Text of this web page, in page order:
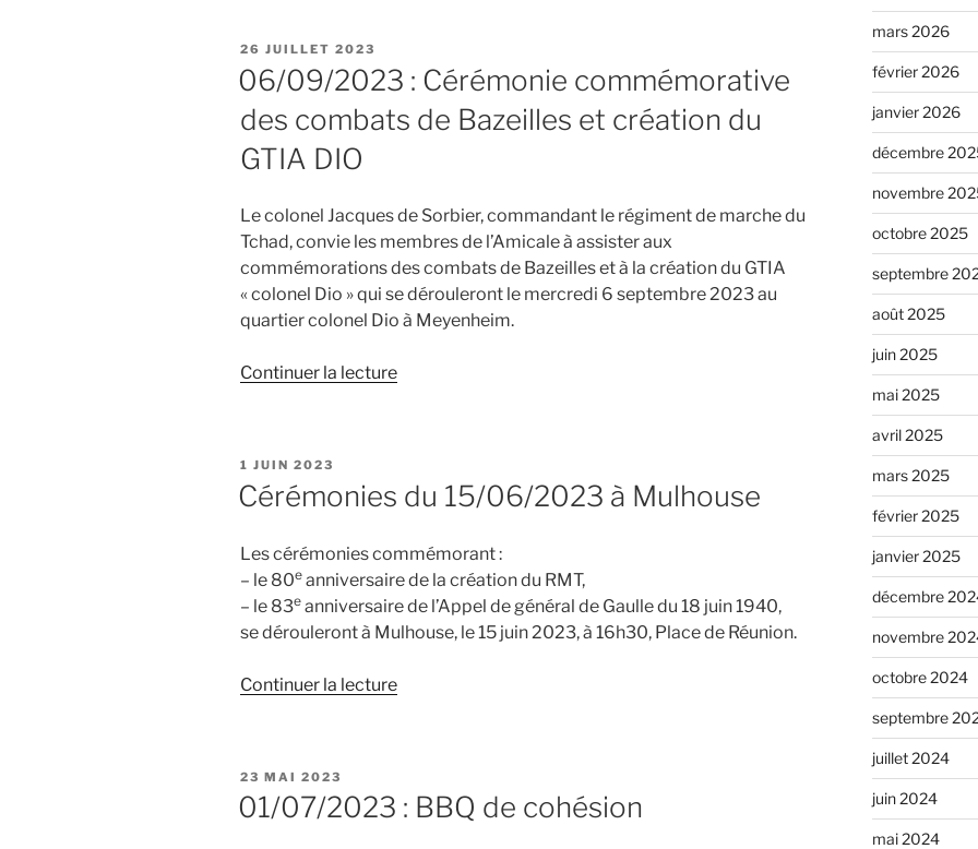
arrivés
! »
PUBLIÉ
LE
26 JUILLET 2023
06/09/2023 : Cérémonie commémorative
des combats de Bazeilles et création du
GTIA DIO
Le colonel Jacques de Sorbier, commandant le régiment de marche du
Tchad, convie les membres de l’Amicale à assister aux
commémorations des combats de Bazeilles et à la création du GTIA
« colonel Dio » qui se dérouleront le mercredi 6 septembre 2023 au
quartier colonel Dio à Meyenheim.
Continuer la lecturede
des
de
Bazeilles
et
création
GTIA
PUBLIÉ
LE
1 JUIN 2023
Cérémonies du 15/06/2023 à Mulhouse
Les cérémonies commémorant :
– le 80e anniversaire de la création du RMT,
– le 83e anniversaire de l’Appel de général de Gaulle du 18 juin 1940,
se dérouleront à Mulhouse, le 15 juin 2023, à 16h30, Place de Réunion.
Continuer la lecturede
Mulhouse »
PUBLIÉ
LE
23 MAI 2023
01/07/2023 : BBQ de cohésion
mars 2026
février 2026
janvier 2026
décembre
novembre
octobre 2025
septembre
août 2025
juin 2025
mai 2025
avril 2025
mars 2025
février 2025
janvier 2025
décembre
novembre
octobre 2024
septembre
juillet 2024
juin 2024
mai 2024